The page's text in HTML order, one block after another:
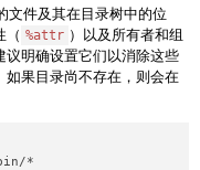
文件及其在目录树中的位
（ %attr ）以及所有者和组
议明确设置它们以消除这些
如果目录尚不存在，则会在
*